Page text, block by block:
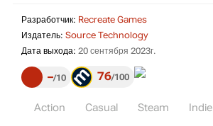
Разработчик: Recreate Games
Издатель: Source Technology
Дата выхода: 20 сентября 2023г.
– 10 76 100
Action Casual Steam Indie